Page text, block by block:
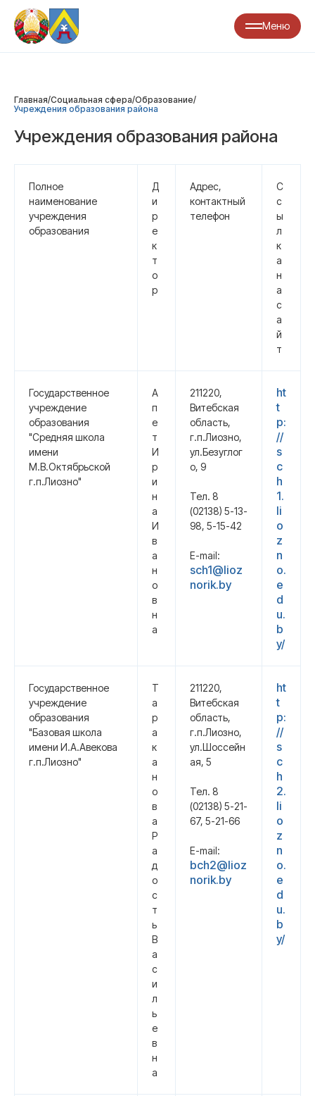
Меню
Главная/Социальная сфера/Образование/
Учреждения образования района
Учреждения образования района
Полное
наименование
учреждения
образования
Д
и
р
е
к
т
о
р
Адрес,
контактный
телефон
С
с
ы
л
к
а
н
а
с
а
й
т
Государственное
учреждение
образования
"Средняя школа
имени
М.В.Октябрьской
г.п.Лиозно"
А
п
е
т
И
р
и
н
а
И
в
а
н
о
в
н
а
211220,
Витебская
область,
г.п.Лиозно,
ул.Безуглог
о, 9
Тел. 8
(02138) 5-13-
98, 5-15-42
E-mail:
sch1@lioz
norik.by
ht
t
p:
//
s
c
h
1.
li
o
z
n
o.
e
d
u.
b
y/
Государственное
учреждение
образования
"Базовая школа
имени И.А.Авекова
г.п.Лиозно"
Т
а
р
а
к
а
н
о
в
а
Р
а
д
о
с
т
ь
В
а
с
и
л
ь
е
в
н
а
211220,
Витебская
область,
г.п.Лиозно,
ул.Шоссейн
ая, 5
Тел. 8
(02138) 5-21-
67, 5-21-66
E-mail:
bch2@lioz
norik.by
ht
t
p:
//
s
c
h
2.
li
o
z
n
o.
e
d
u.
b
y/